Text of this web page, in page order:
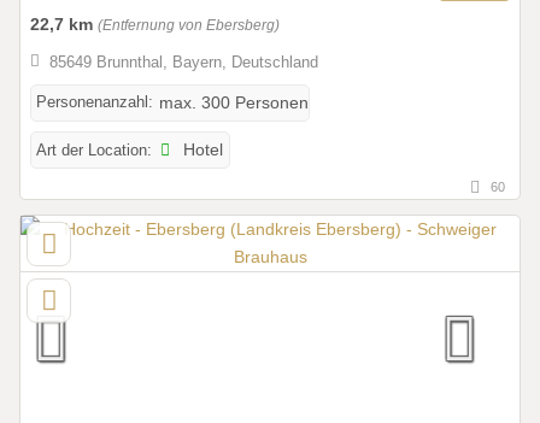
22,7 km (Entfernung von Ebersberg)
85649 Brunnthal, Bayern, Deutschland
Personenanzahl: max. 300 Personen
Art der Location: Hotel
60